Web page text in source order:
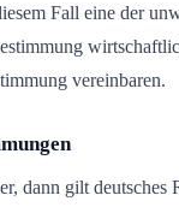
Fall eine der
vereinbaren.
dann gilt deutsches